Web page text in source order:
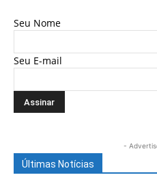
Seu Nome
Seu E-mail
-
Últimas Notícias